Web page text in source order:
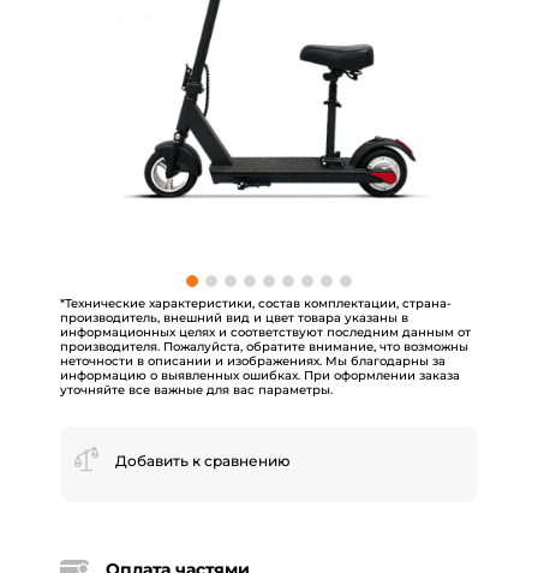
*Технические характеристики, состав комплектации, страна-
производитель, внешний вид и цвет товара указаны в
информационных целях и соответствуют последним данным от
производителя. Пожалуйста, обратите внимание, что возможны
неточности в описании и изображениях. Мы благодарны за
информацию о выявленных ошибках. При оформлении заказа
уточняйте все важные для вас параметры.
Добавить к сравнению